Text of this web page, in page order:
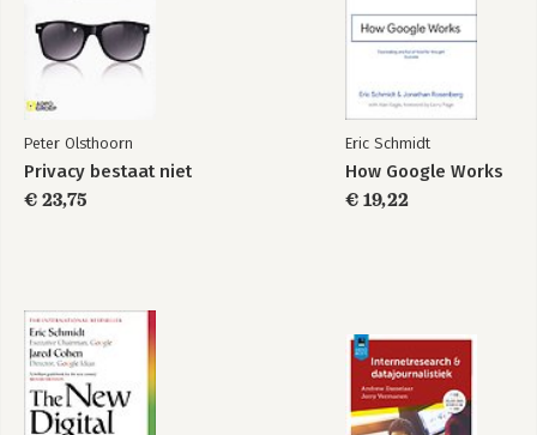
Bekijk alle boeken
Peter Olsthoorn
Privacy bestaat niet
€ 23,75
Eric Schmidt
How Google Works
€ 19,22